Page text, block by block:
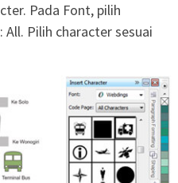
Pada Font, pilih
Pilih character sesuai